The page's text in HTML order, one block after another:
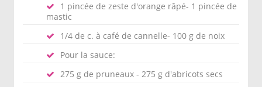
1 pincée de zeste d'orange râpé- 1 pincée de
mastic
1/4 de c. à café de cannelle- 100 g de noix
Pour la sauce:
275 g de pruneaux - 275 g d'abricots secs